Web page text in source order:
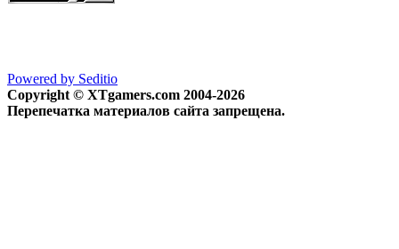
Powered by Seditio
Copyright © XTgamers.com 2004-2026
Перепечатка материалов сайта запрещена.